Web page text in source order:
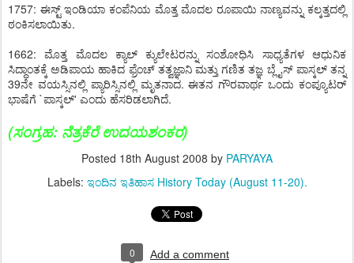
1757: ಈಸ್ಟ್ ಇಂಡಿಯಾ ಕಂಪೆನಿಯ ಮೊತ್ತ ಮೊದಲ ರೂಪಾಯಿ ನಾಣ್ಯವನ್ನು ಕಲ್ಕತ್ತದಲ್ಲಿ
ಠಂಕಿಸಲಾಯಿತು.
1662: ಮೊತ್ತ ಮೊದಲ ಕ್ಯಾಲ್ ಕ್ಯುಲೇಟರನ್ನು ಸಂಶೋಧಿಸಿ ಸಾಧ್ಯತೆಗಳ ಆಧುನಿಕ
ಸಿದ್ಧಾಂತಕ್ಕೆ ಅಡಿಪಾಯ ಹಾಕಿದ ಫ್ರೆಂಚ್ ತತ್ವಜ್ಞಾನಿ ಮತ್ತು ಗಣಿತ ತಜ್ಞ ಬ್ಲೈಸ್ ಪಾಸ್ಕಲ್ ತನ್ನ
39ನೇ ವಯಸ್ಸಿನಲ್ಲಿ ಪ್ಯಾರಿಸ್ಸಿನಲ್ಲಿ ಮೃತನಾದ. ಈತನ ಗೌರವಾರ್ಥ ಒಂದು ಕಂಪ್ಯೂಟರ್
ಭಾಷೆಗೆ `ಪಾಸ್ಕಲ್' ಎಂದು ಹೆಸರಿಡಲಾಗಿದೆ.
(ಸಂಗ್ರಹ: ನೆತ್ರಕೆರೆ ಉದಯಶಂಕರ)
Posted 18th August 2008 by PARYAYA
Labels: ಇಂದಿನ ಇತಿಹಾಸ History Today (August 11-20).
0 Add a comment